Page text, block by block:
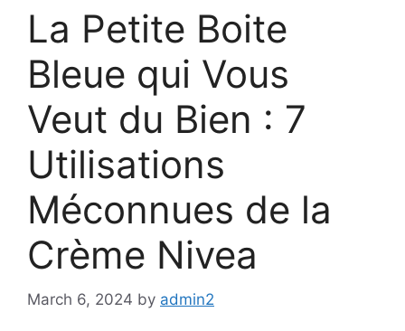
La Petite Boite
Bleue qui Vous
Veut du Bien : 7
Utilisations
Méconnues de la
Crème Nivea
March 6, 2024 by admin2